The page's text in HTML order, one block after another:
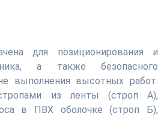
для позиционирования и
а также безопасного
выполнения высотных работ.
из ленты (строп А),
в ПВХ оболочке (строп Б),